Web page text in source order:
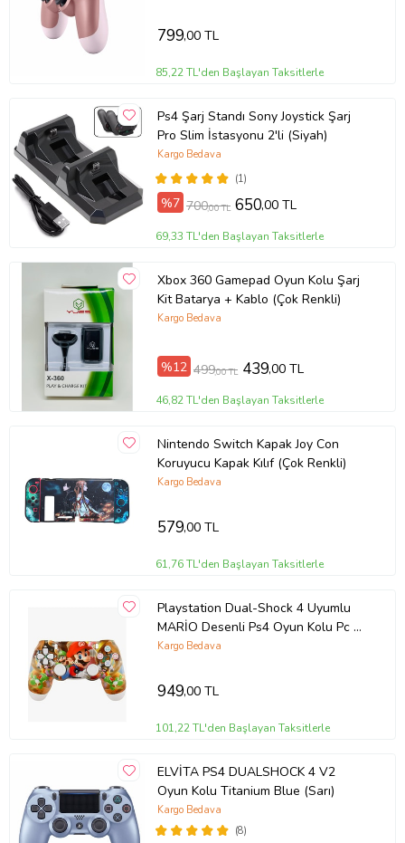
799,00 TL
85,22 TL'den Başlayan Taksitlerle
Ps4 Şarj Standı Sony Joystick Şarj
Pro Slim İstasyonu 2'li (Siyah)
(1)
Kargo Bedava
%7 700,00 TL 650,00 TL
69,33 TL'den Başlayan Taksitlerle
Xbox 360 Gamepad Oyun Kolu Şarj
Kit Batarya + Kablo (Çok Renkli)
Kargo Bedava
%12 499,00 TL 439,00 TL
46,82 TL'den Başlayan Taksitlerle
Nintendo Switch Kapak Joy Con
Koruyucu Kapak Kılıf (Çok Renkli)
Kargo Bedava
579,00 TL
61,76 TL'den Başlayan Taksitlerle
Playstation Dual-Shock 4 Uyumlu
MARİO Desenli Ps4 Oyun Kolu Pc +
Ps4 + 1.5 MT KABLO HEDİYE
Kargo Bedava
949,00 TL
101,22 TL'den Başlayan Taksitlerle
ELVİTA PS4 DUALSHOCK 4 V2
Oyun Kolu Titanium Blue (Sarı)
(8)
Kargo Bedava